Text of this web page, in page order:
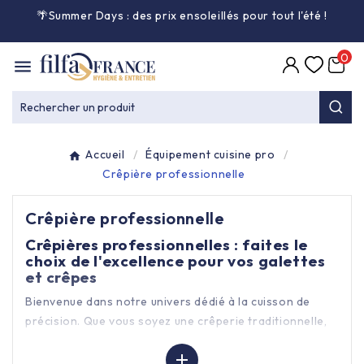
🌴Summer Days : des prix ensoleillés pour tout l'été!

Entretien général
Équipement & matériel 
Collecte des déchets 
Produit ouate 
Produit d'accueil 
Hygiène mains 
Rechercher un produit
0
Accueil
Équipement cuisine pro
Crêpière professionnelle
Crêpière professionnelle
Crêpières professionnelles : faites le
choix de l'excellence pour vos galettes
et crêpes
Bienvenue dans notre univers dédié à la cuisson de
précision. Que vous soyez une crêperie traditionnelle,
un food-truck nomade ou un restaurateur souhaitant
diversifier sa carte de desserts, le choix de votre
